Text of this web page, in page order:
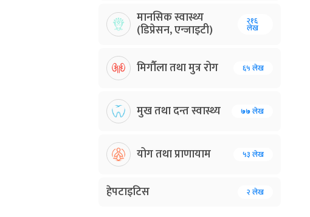
मानसिक स्वास्थ्य
(डिप्रेसन, एन्जाइटी)
२१६
लेख
मिर्गौला तथा मुत्र रोग ६५ लेख
मुख तथा दन्त स्वास्थ्य ७७ लेख
योग तथा प्राणायाम ५३ लेख
हेपटाइटिस २ लेख